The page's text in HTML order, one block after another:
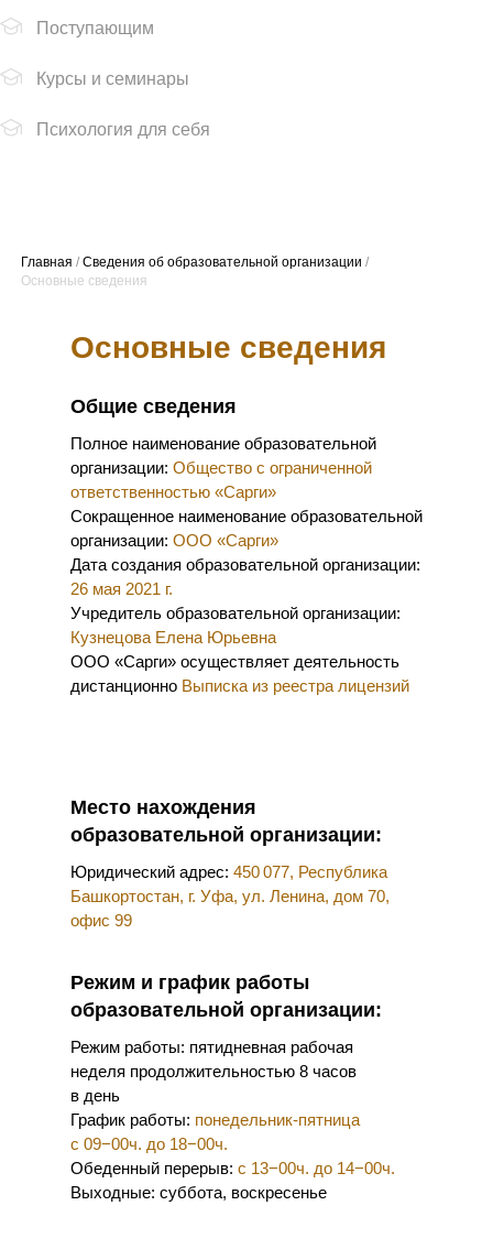
Поступающим
Курсы и семинары
Психология для себя
Основные сведения
Общие сведения
Полное наименование образовательной
организации: Общество с ограниченной
ответственностью «Сарги»
Сокращенное наименование образовательной
организации: ООО «Сарги»
Дата создания образовательной организации:
26 мая 2021 г.
Учредитель образовательной организации:
Кузнецова Елена Юрьевна
ООО «Сарги» осуществляет деятельность
дистанционно Выписка из реестра лицензий
Место нахождения
образовательной организации:
Юридический адрес: 450 077, Республика
Башкортостан, г. Уфа, ул. Ленина, дом 70,
офис 99
Режим и график работы
образовательной организации:
Режим работы: пятидневная рабочая
неделя продолжительностью 8 часов
в день
График работы: понедельник-пятница
с 09−00ч. до 18−00ч.
Обеденный перерыв: с 13−00ч. до 14−00ч.
Выходные: суббота, воскресенье